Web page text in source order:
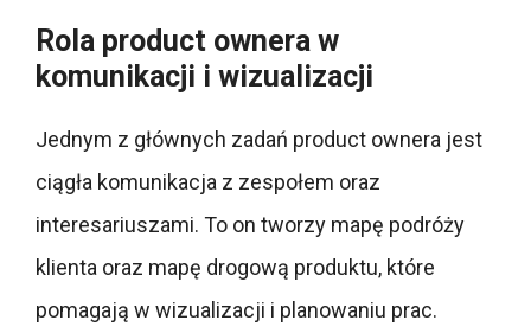
Rola product ownera w
komunikacji i wizualizacji
Jednym z głównych zadań product ownera jest
ciągła komunikacja z zespołem oraz
interesariuszami. To on tworzy mapę podróży
klienta oraz mapę drogową produktu, które
pomagają w wizualizacji i planowaniu prac.